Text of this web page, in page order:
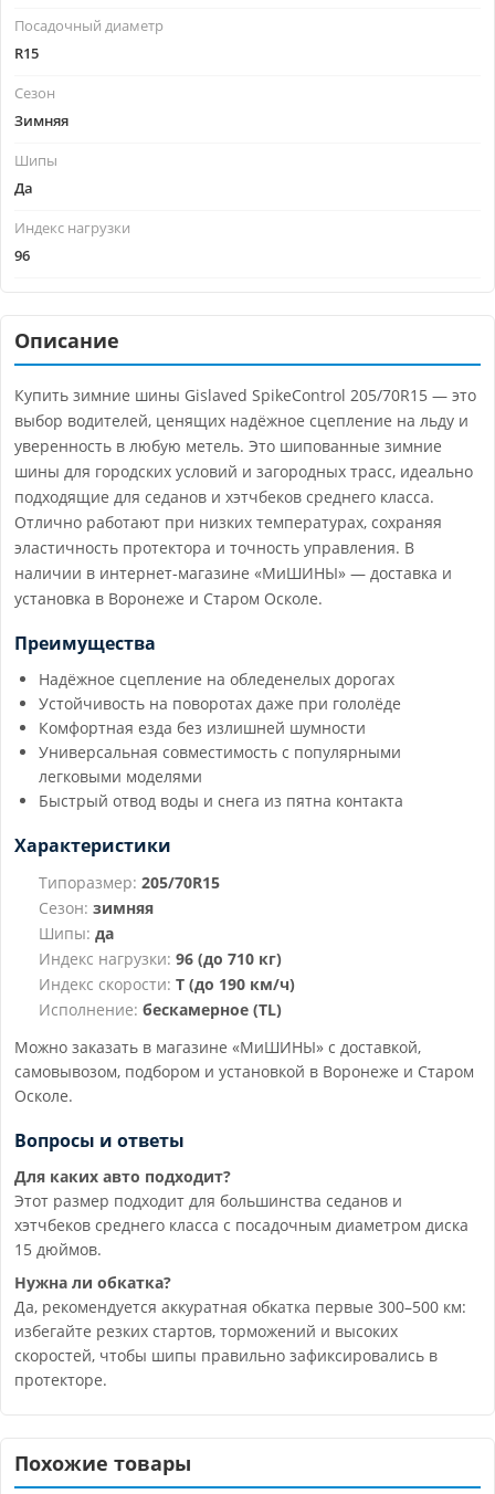
Посадочный диаметр
R15
Сезон
Зимняя
Шипы
Да
Индекс нагрузки
96
Описание
Купить зимние шины Gislaved SpikeControl 205/70R15 — это
выбор водителей, ценящих надёжное сцепление на льду и
уверенность в любую метель. Это шипованные зимние
шины для городских условий и загородных трасс, идеально
подходящие для седанов и хэтчбеков среднего класса.
Отлично работают при низких температурах, сохраняя
эластичность протектора и точность управления. В
наличии в интернет-магазине «МиШИНЫ» — доставка и
установка в Воронеже и Старом Осколе.
Преимущества
Надёжное сцепление на обледенелых дорогах
Устойчивость на поворотах даже при гололёде
Комфортная езда без излишней шумности
Универсальная совместимость с популярными
легковыми моделями
Быстрый отвод воды и снега из пятна контакта
Характеристики
Типоразмер: 205/70R15
Сезон: зимняя
Шипы: да
Индекс нагрузки: 96 (до 710 кг)
Индекс скорости: T (до 190 км/ч)
Исполнение: бескамерное (TL)
Можно заказать в магазине «МиШИНЫ» с доставкой,
самовывозом, подбором и установкой в Воронеже и Старом
Осколе.
Вопросы и ответы
Для каких авто подходит?
Этот размер подходит для большинства седанов и
хэтчбеков среднего класса с посадочным диаметром диска
15 дюймов.
Нужна ли обкатка?
Да, рекомендуется аккуратная обкатка первые 300–500 км:
избегайте резких стартов, торможений и высоких
скоростей, чтобы шипы правильно зафиксировались в
протекторе.
Похожие товары